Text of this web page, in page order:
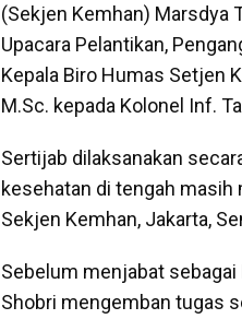
(Sekjen Kemhan) Marsdya
Upacara Pelantikan,
Kepala Biro Humas Setjen
M.Sc. kepada Kolonel Inf.
Sertijab dilaksanakan
kesehatan di tengah masih
Sekjen Kemhan, Jakarta,
Sebelum menjabat
Shobri mengemban tugas